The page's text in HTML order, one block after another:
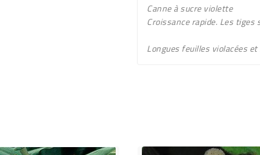
Canne à sucre violette
Croissance rapide. Les
Longues feuillesviolacéeset